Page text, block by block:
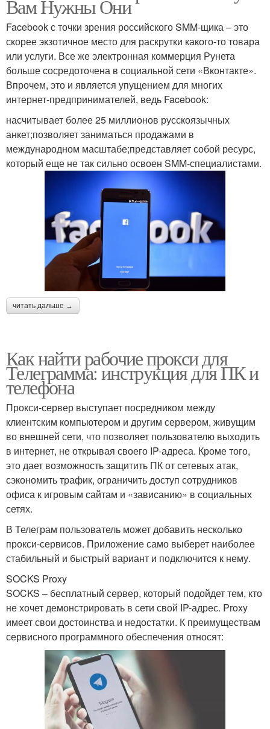
Вам Нужны Они
Facebook с точки зрения российского SMM-щика – это
скорее экзотичное место для раскрутки какого-то товара
или услуги. Все же электронная коммерция Рунета
больше сосредоточена в социальной сети «Вконтакте».
Впрочем, это и является упущением для многих
интернет-предпринимателей, ведь Facebook:
насчитывает более 25 миллионов русскоязычных
анкет;позволяет заниматься продажами в
международном масштабе;представляет собой ресурс,
который еще не так сильно освоен SMM-специалистами.
читать дальше →
Как найти рабочие прокси для
Телеграмма: инструкция для ПК и
телефона
Прокси-сервер выступает посредником между
клиентским компьютером и другим сервером, живущим
во внешней сети, что позволяет пользователю выходить
в интернет, не открывая своего IP-адреса. Кроме того,
это дает возможность защитить ПК от сетевых атак,
сэкономить трафик, ограничить доступ сотрудников
офиса к игровым сайтам и «зависанию» в социальных
сетях.
В Телеграм пользователь может добавить несколько
прокси-сервисов. Приложение само выберет наиболее
стабильный и быстрый вариант и подключится к нему.
SOCKS Proxy
SOCKS – бесплатный сервер, который подойдет тем, кто
не хочет демонстрировать в сети свой IP-адрес. Proxy
имеет свои достоинства и недостатки. К преимуществам
сервисного программного обеспечения относят: